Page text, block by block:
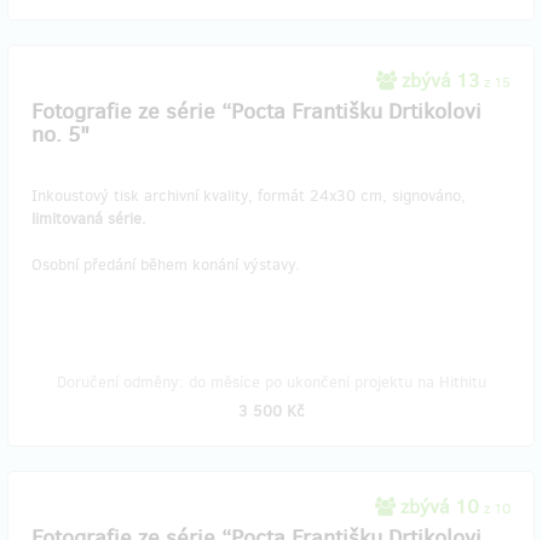
zbývá 13 z 15
Fotografie ze série “Pocta Františku Drtikolovi
no. 5"
Inkoustový tisk archivní kvality, formát 24x30 cm, signováno,
limitovaná série.
Osobní předání během konání výstavy.
3 500 Kč
zbývá 10 z 10